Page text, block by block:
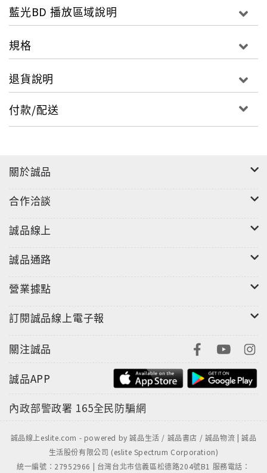
刪除場景/女孩們的視角/搭上《列車》
影片規格
片長： 113分鍾
螢幕比： 1.85:1
類別： 劇情片
音效： Dolby Digital 5.1 杜比數位環繞音效5.1
語言選單： 英語/葡萄牙語/西班牙語/俄語
藍光BD 播放區域說明
規格
退貨說明
付款/配送
關於誠品
合作洽談
誠品線上
誠品通路
營業據點
訂閱誠品線上電子報
關注誠品
誠品APP
內政部警政署 165全民防騙網
誠品線上eslite.com - powered by 誠品生活 / 誠品書店 / 誠品物流 | 誠品
生活股份有限公司 (eslite Spectrum Corporation)
統一編號：27952966 | 台灣台北市信義區松德路204號B1 服務電話：